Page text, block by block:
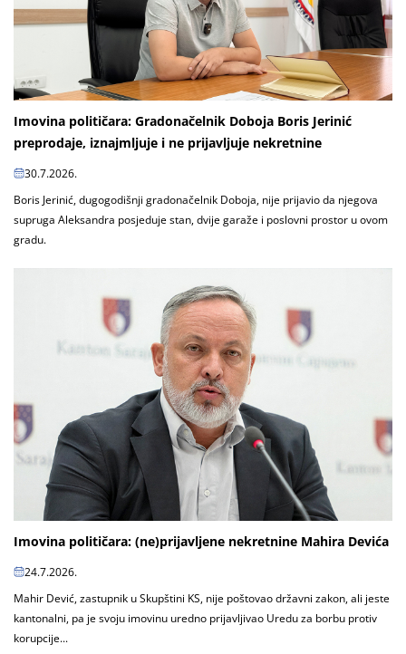
Imovina političara: Gradonačelnik Doboja Boris Jerinić
preprodaje, iznajmljuje i ne prijavljuje nekretnine
30.7.2026.
Boris Jerinić, dugogodišnji gradonačelnik Doboja, nije prijavio da njegova
supruga Aleksandra posjeduje stan, dvije garaže i poslovni prostor u ovom
gradu.
Imovina političara: (ne)prijavljene nekretnine Mahira Devića
24.7.2026.
Mahir Dević, zastupnik u Skupštini KS, nije poštovao državni zakon, ali jeste
kantonalni, pa je svoju imovinu uredno prijavljivao Uredu za borbu protiv
korupcije...